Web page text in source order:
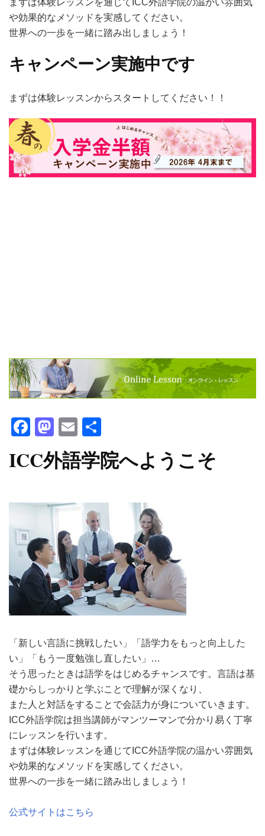
や効果的なメソッドを実感してください。
世界への一歩を一緒に踏み出しましょう！
キャンペーン実施中です
まずは体験レッスンからスタートしてください！！
Facebook
Mastodon
Email
有
ICC外語学院へようこそ
「新しい言語に挑戦したい」「語学力をもっと向上した
い」「もう一度勉強し直したい」…
そう思ったときは語学をはじめるチャンスです。言語は基
礎からしっかりと学ぶことで理解が深くなり、
また人と対話をすることで会話力が身についていきます。
ICC外語学院は担当講師がマンツーマンで分かり易く丁寧
にレッスンを行います。
まずは体験レッスンを通じてICC外語学院の温かい雰囲気
や効果的なメソッドを実感してください。
世界への一歩を一緒に踏み出しましょう！
公式サイトはこちら